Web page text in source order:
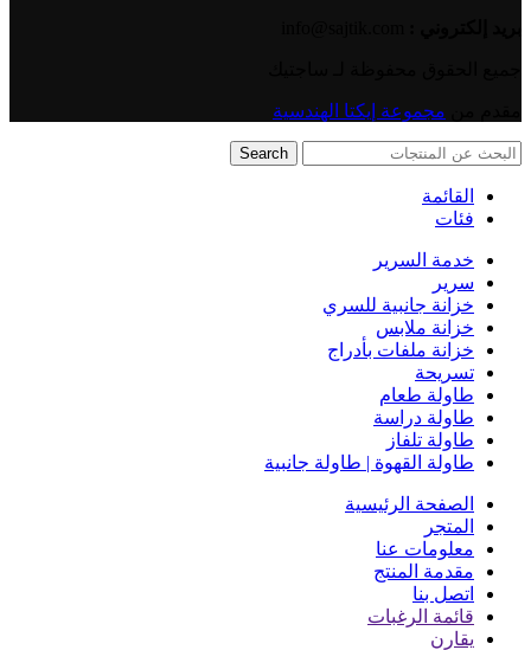
مجموعة إيكتا الهندسية
Search
القائمة
فئات
خدمة السرير
سرير
خزانة جانبية للسري
خزانة ملابس
خزانة ملفات بأدراج
تسريحة
طاولة طعام
طاولة دراسة
طاولة تلفاز
طاولة القهوة | طاولة جانبية
الصفحة الرئيسية
المتجر
معلومات عنا
مقدمة المنتج
اتصل بنا
قائمة الرغبات
يقارن